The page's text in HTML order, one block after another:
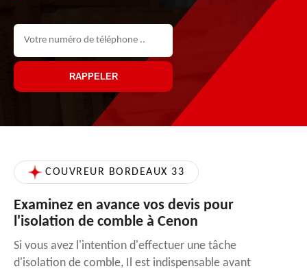
COUVREUR BORDEAUX 33
Examinez en avance vos devis pour
l'isolation de comble à Cenon
Si vous avez l'intention d'effectuer une tâche
d'isolation de comble, Il est indispensable avant